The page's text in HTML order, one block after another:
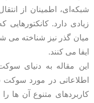
شبکه‌ای، اطمینان از
زیادی دارد.
میان ‌گذر نیز شناخته می‌
ایفا می‌ کنند.
این مقاله به دنیای
اطلاعاتی در مورد سوکت
کاربردهای متنوع آن